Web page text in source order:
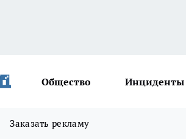
Общество Инциденты
Заказать рекламу